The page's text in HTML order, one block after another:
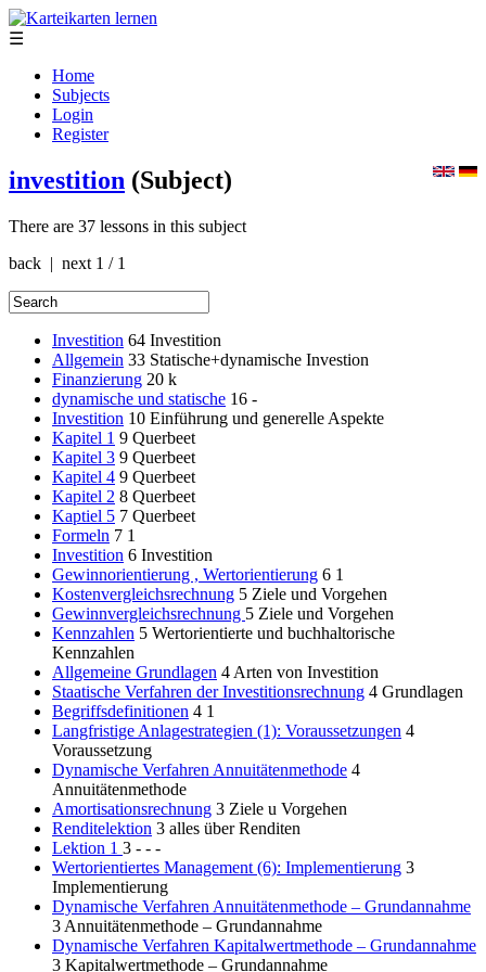
☰
Home
Subjects
Login
Register
investition (Subject)
There are 37 lessons in this subject
back | next 1 / 1
Investition 64 Investition
Allgemein 33 Statische+dynamische Investion
Finanzierung 20 k
dynamische und statische 16 -
Investition 10 Einführung und generelle Aspekte
Kapitel 1 9 Querbeet
Kapitel 3 9 Querbeet
Kapitel 4 9 Querbeet
Kapitel 2 8 Querbeet
Kaptiel 5 7 Querbeet
Formeln 7 1
Investition 6 Investition
Gewinnorientierung , Wertorientierung 6 1
Kostenvergleichsrechnung 5 Ziele und Vorgehen
Gewinnvergleichsrechnung 5 Ziele und Vorgehen
Kennzahlen 5 Wertorientierte und buchhaltorische
Kennzahlen
Allgemeine Grundlagen 4 Arten von Investition
Staatische Verfahren der Investitionsrechnung 4 Grundlagen
Begriffsdefinitionen 4 1
Langfristige Anlagestrategien (1): Voraussetzungen 4
Voraussetzung
Dynamische Verfahren Annuitätenmethode 4
Annuitätenmethode
Amortisationsrechnung 3 Ziele u Vorgehen
Renditelektion 3 alles über Renditen
Lektion 1 3 - - -
Wertorientiertes Management (6): Implementierung 3
Implementierung
Dynamische Verfahren Annuitätenmethode – Grundannahme
3 Annuitätenmethode – Grundannahme
Dynamische Verfahren Kapitalwertmethode – Grundannahme
3 Kapitalwertmethode – Grundannahme